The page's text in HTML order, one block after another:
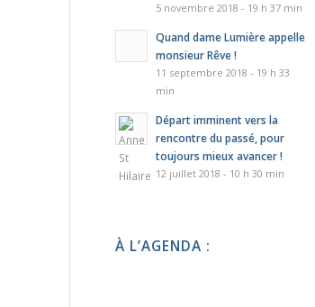
5 novembre 2018 - 19 h 37 min
Quand dame Lumière appelle
monsieur Rêve !
11 septembre 2018 - 19 h 33
min
Départ imminent vers la
rencontre du passé, pour
toujours mieux avancer !
12 juillet 2018 - 10 h 30 min
À L’AGENDA :